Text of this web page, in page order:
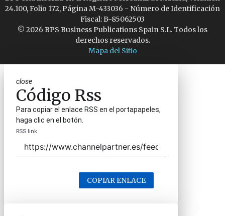
24.100, Folio 172, Página M-433036 - Número de Identificación
Fiscal: B-85062503
© 2026 BPS Business Publications Spain S.L. Todos los
derechos reservados.
Mapa del Sitio
close
Código Rss
Para copiar el enlace RSS en el portapapeles,
haga clic en el botón.
RSS link
COPIAR ENLACE